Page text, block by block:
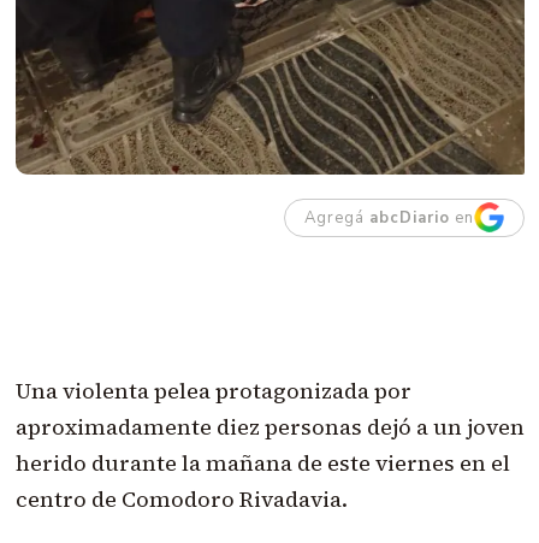
Agregá abcDiario en
Una violenta pelea protagonizada por
aproximadamente diez personas dejó a un joven
herido durante la mañana de este viernes en el
centro de Comodoro Rivadavia.